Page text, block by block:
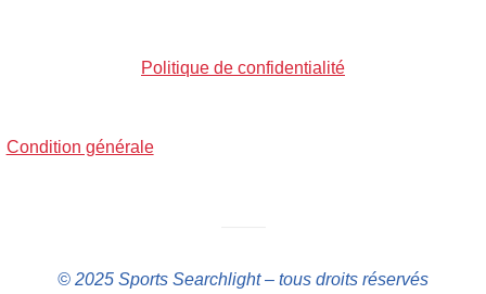
Politique de confidentialité
Condition générale
© 2025 Sports Searchlight – tous droits réservés